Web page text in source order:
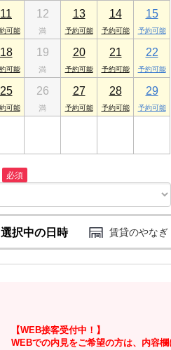
11 12 13 14 15
18 19 20 21 22
25 26 27 28 29
必須
選択中の日時 賃貸のやな
【WEB接客受付中！】
WEBでの内見をご希望の方は、内容欄